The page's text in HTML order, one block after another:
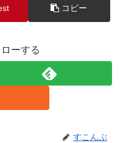
コピー
ーする
すこんぶ